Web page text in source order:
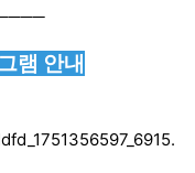
램 안내